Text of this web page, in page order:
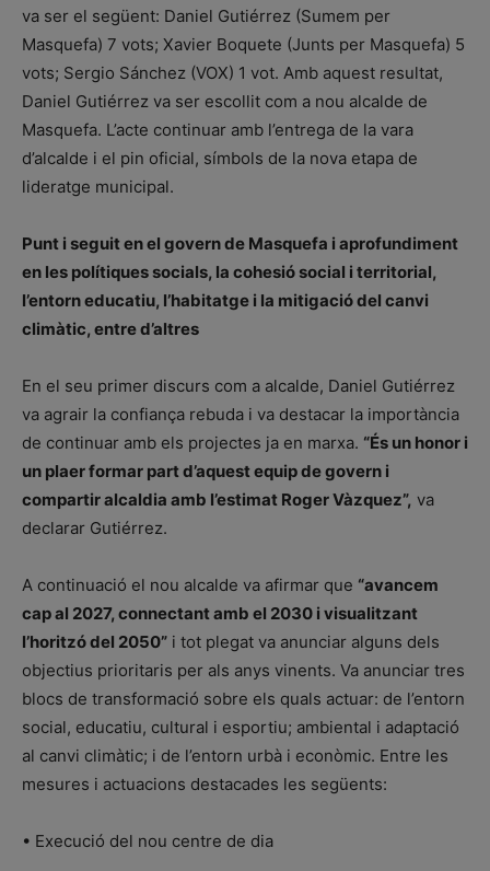
va ser el següent: Daniel Gutiérrez (Sumem per
Masquefa) 7 vots; Xavier Boquete (Junts per Masquefa) 5
vots; Sergio Sánchez (VOX) 1 vot. Amb aquest resultat,
Daniel Gutiérrez va ser escollit com a nou alcalde de
Masquefa. L’acte continuar amb l’entrega de la vara
d’alcalde i el pin oficial, símbols de la nova etapa de
lideratge municipal.
Punt i seguit en el govern de Masquefa i aprofundiment
en les polítiques socials, la cohesió social i territorial,
l’entorn educatiu, l’habitatge i la mitigació del canvi
climàtic, entre d’altres
En el seu primer discurs com a alcalde, Daniel Gutiérrez
va agrair la confiança rebuda i va destacar la importància
de continuar amb els projectes ja en marxa. “És un honor i
un plaer formar part d’aquest equip de govern i
compartir alcaldia amb l’estimat Roger Vàzquez”, va
declarar Gutiérrez.
A continuació el nou alcalde va afirmar que “avancem
cap al 2027, connectant amb el 2030 i visualitzant
l’horitzó del 2050” i tot plegat va anunciar alguns dels
objectius prioritaris per als anys vinents. Va anunciar tres
blocs de transformació sobre els quals actuar: de l’entorn
social, educatiu, cultural i esportiu; ambiental i adaptació
al canvi climàtic; i de l’entorn urbà i econòmic. Entre les
mesures i actuacions destacades les següents:
• Execució del nou centre de dia